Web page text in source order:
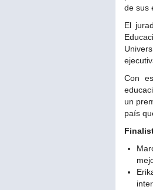
de sus
El
Con
un
país